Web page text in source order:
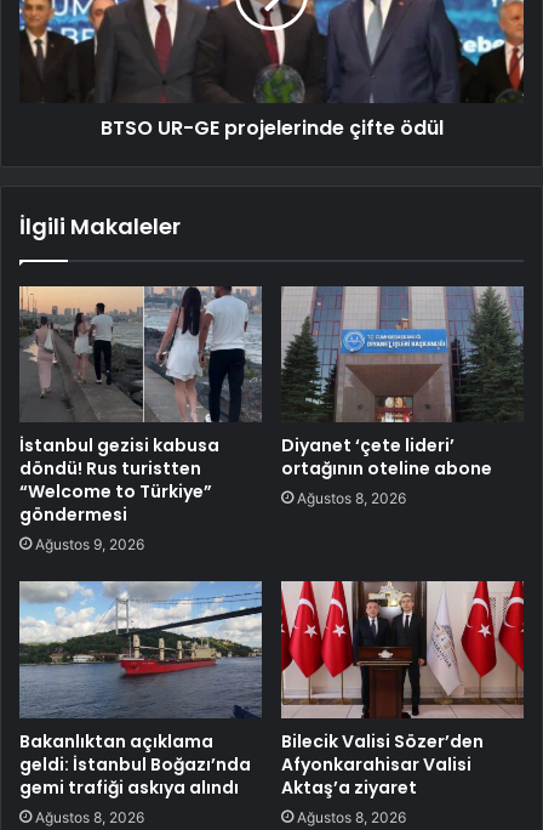
BTSO UR-GE projelerinde çifte ödül
İlgili Makaleler
İstanbul gezisi kabusa
döndü! Rus turistten
“Welcome to Türkiye”
göndermesi
Ağustos 9, 2026
Diyanet ‘çete lideri’
ortağının oteline abone
Ağustos 8, 2026
Bakanlıktan açıklama
geldi: İstanbul Boğazı’nda
gemi trafiği askıya alındı
Ağustos 8, 2026
Bilecik Valisi Sözer’den
Afyonkarahisar Valisi
Aktaş’a ziyaret
Ağustos 8, 2026